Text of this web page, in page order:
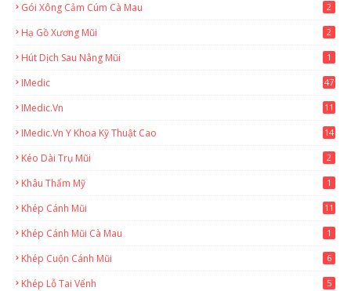
Gói Xông Cảm Cúm Cà Mau 2
Hạ Gồ Xương Mũi 2
Hút Dịch Sau Nâng Mũi 1
IMedic 47
IMedic.vn
11
IMedic.vn Y Khoa Kỹ Thuật Cao 14
Kéo Dài Trụ Mũi 2
Khâu Thẩm Mỹ 1
Khép Cánh Mũi 11
Khép Cánh Mũi Cà Mau 1
Khép Cuộn Cánh Mũi 6
Khép Lỗ Tai Vểnh 5